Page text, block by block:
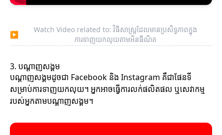
▶
Watch Video related to: វិធីសាស្ត្រដែលមានប្រសិទ្ធភាពក្នុង
ការទាញយកលុយតាមអិនធឺណិត
3. បណ្តាញសង្គម
បណ្តាញសង្គមដូចជា Facebook និង Instagram គឺជាផែនទី
សម្រាប់ការទាញយកលុយ។ អ្នកអាចធ្វើការលក់ផលិតផល ឬសេវាកម្ម
របស់អ្នកតាមបណ្តាញសង្គម។